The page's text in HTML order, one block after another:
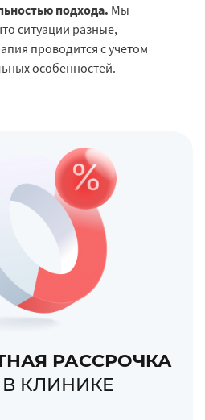
подхода. Мы
ситуации разные,
проводится с учетом
особенностей.
РАССРОЧКА
КЛИНИКЕ